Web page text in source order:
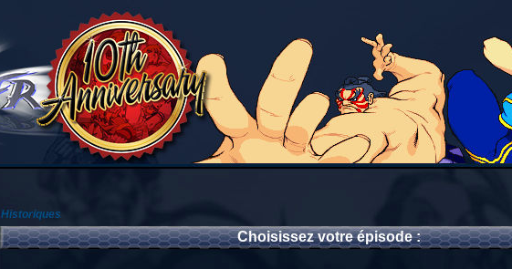
Historiques
Choisissez votre épisode :